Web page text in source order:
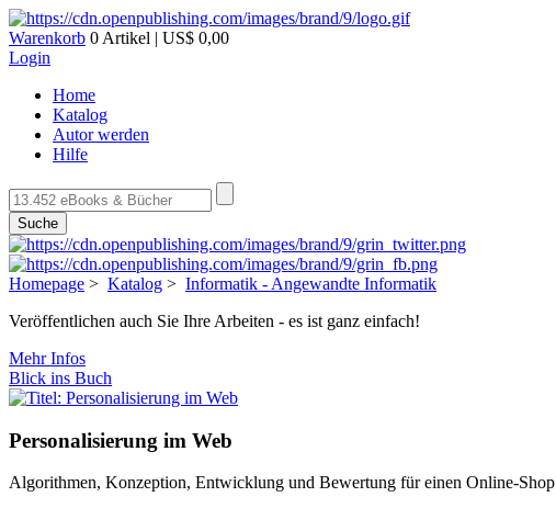
Warenkorb 0 Artikel | US$ 0,00
Login
Home
Katalog
Autor werden
Hilfe
Suche
Homepage > Katalog > Informatik - Angewandte Informatik
Veröffentlichen auch Sie Ihre Arbeiten - es ist ganz einfach!
Mehr Infos
Blick ins Buch
Personalisierung im Web
Algorithmen, Konzeption, Entwicklung und Bewertung für einen Online-Shop